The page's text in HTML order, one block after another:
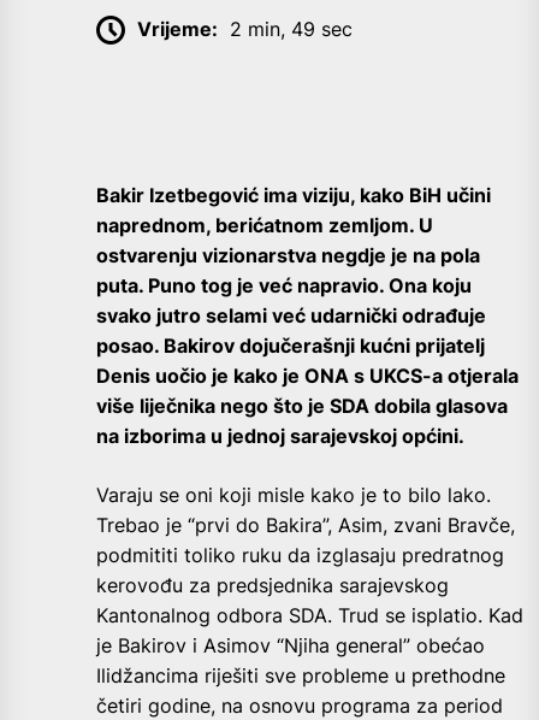
Vrijeme: 2 min, 49 sec
Bakir Izetbegović ima viziju, kako BiH učini
naprednom, berićatnom zemljom. U
ostvarenju vizionarstva negdje je na pola
puta. Puno tog je već napravio. Ona koju
svako jutro selami već udarnički odrađuje
posao. Bakirov dojučerašnji kućni prijatelj
Denis uočio je kako je ONA s UKCS-a otjerala
više liječnika nego što je SDA dobila glasova
na izborima u jednoj sarajevskoj općini.
Varaju se oni koji misle kako je to bilo lako.
Trebao je “prvi do Bakira”, Asim, zvani Bravče,
podmititi toliko ruku da izglasaju predratnog
kerovođu za predsjednika sarajevskog
Kantonalnog odbora SDA. Trud se isplatio. Kad
je Bakirov i Asimov “Njiha general” obećao
Ilidžancima riješiti sve probleme u prethodne
četiri godine, na osnovu programa za period